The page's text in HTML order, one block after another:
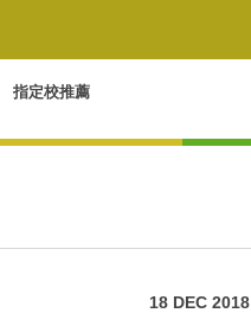
指定校推薦
18 DEC 2018